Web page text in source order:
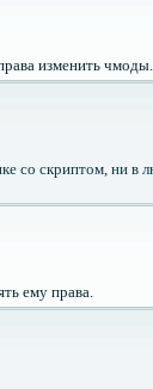
изменить чмоды.
со скриптом, ни в
ему права.